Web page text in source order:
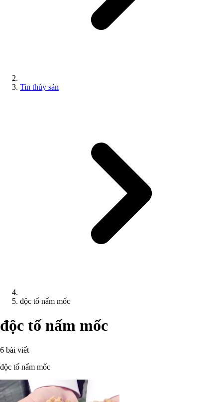
Tin thủy sản
độc tố nấm mốc
độc tố nấm mốc
6 bài viết
độc tố nấm mốc